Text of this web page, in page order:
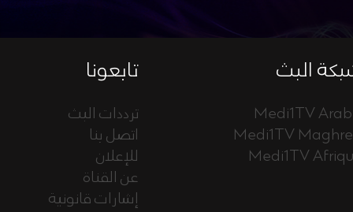
البث
Medi1TV
Medi1TV
Medi1TV
تابعونا
ترددات البث
اتصل بنا
للإعلان
عن القناة
إشارات قانونية